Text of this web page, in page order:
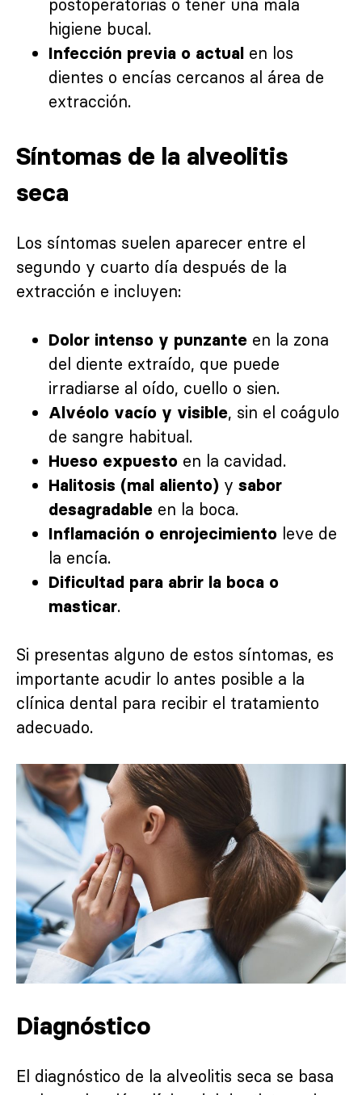
postoperatorias o tener una mala
higiene bucal.
Infección previa o actual en los
dientes o encías cercanos al área de
extracción.
Síntomas de la alveolitis
seca
Los síntomas suelen aparecer entre el
segundo y cuarto día después de la
extracción e incluyen:
Dolor intenso y punzante en la zona
del diente extraído, que puede
irradiarse al oído, cuello o sien.
Alvéolo vacío y visible, sin el coágulo
de sangre habitual.
Hueso expuesto en la cavidad.
Halitosis (mal aliento) y sabor
desagradable en la boca.
Inflamación o enrojecimiento leve de
la encía.
Dificultad para abrir la boca o
masticar.
Si presentas alguno de estos síntomas, es
importante acudir lo antes posible a la
clínica dental para recibir el tratamiento
adecuado.
Diagnóstico
El diagnóstico de la alveolitis seca se basa